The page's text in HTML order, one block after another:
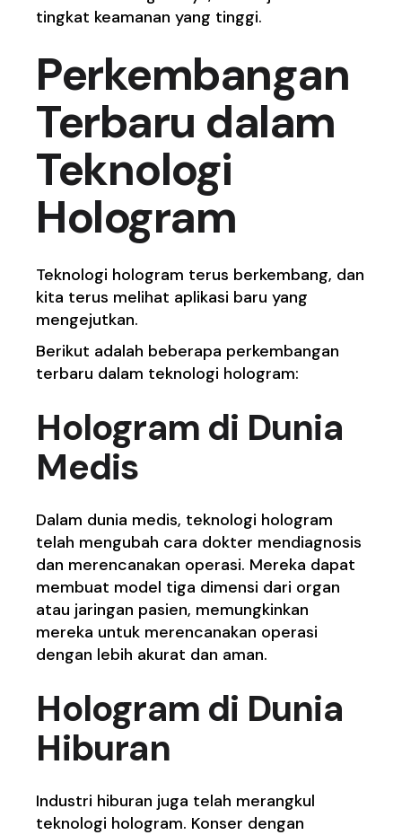
tingkat keamanan yang tinggi.
Perkembangan
Terbaru dalam
Teknologi
Hologram
Teknologi hologram terus berkembang, dan
kita terus melihat aplikasi baru yang
mengejutkan.
Berikut adalah beberapa perkembangan
terbaru dalam teknologi hologram:
Hologram di Dunia
Medis
Dalam dunia medis, teknologi hologram
telah mengubah cara dokter mendiagnosis
dan merencanakan operasi. Mereka dapat
membuat model tiga dimensi dari organ
atau jaringan pasien, memungkinkan
mereka untuk merencanakan operasi
dengan lebih akurat dan aman.
Hologram di Dunia
Hiburan
Industri hiburan juga telah merangkul
teknologi hologram. Konser dengan